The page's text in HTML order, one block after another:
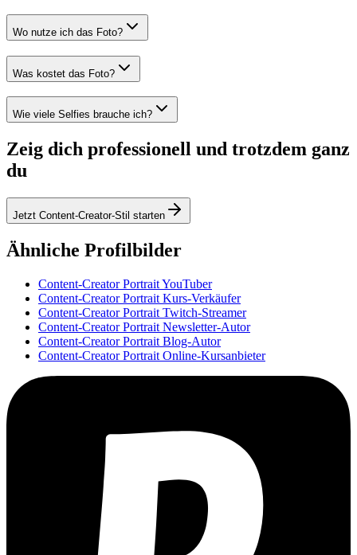
Wo nutze ich das Foto?
Was kostet das Foto?
Wie viele Selfies brauche ich?
Zeig dich professionell und trotzdem ganz
du
Jetzt Content-Creator-Stil starten
Ähnliche Profilbilder
Content-Creator Portrait YouTuber
Content-Creator Portrait Kurs-Verkäufer
Content-Creator Portrait Twitch-Streamer
Content-Creator Portrait Newsletter-Autor
Content-Creator Portrait Blog-Autor
Content-Creator Portrait Online-Kursanbieter